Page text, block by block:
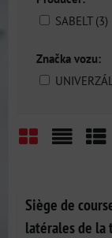
SABELT (3)
Značka vozu:
Siège de
latérales de